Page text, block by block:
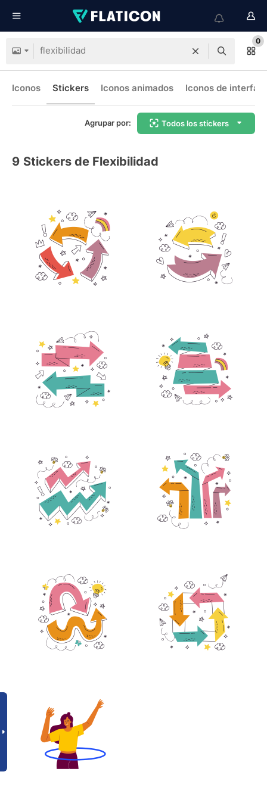
0
Iconos Stickers Iconos animados Iconos de interfaz
Agrupar por: Todos los stickers
9 Stickers de Flexibilidad